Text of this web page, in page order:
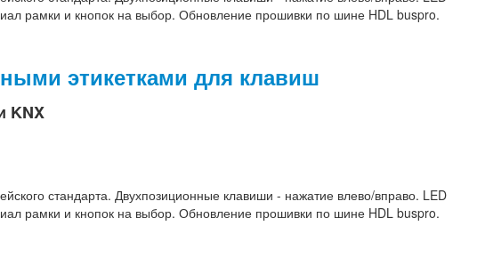
рамки и кнопок на выбор. Обновление прошивки по шине HDL buspro.
этикетками для клавиш
KNX
стандарта. Двухпозиционные клавиши - нажатие влево/вправо. LED
рамки и кнопок на выбор. Обновление прошивки по шине HDL buspro.